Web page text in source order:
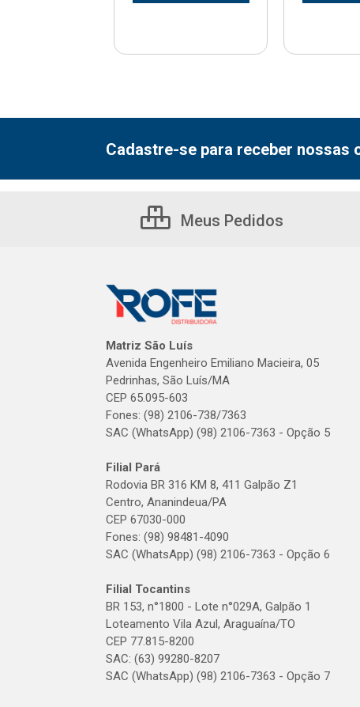
Cadastre-se para receber nossas
Meus Pedidos
Matriz São Luís
Avenida Engenheiro Emiliano Macieira, 05
Pedrinhas, São Luís/MA
CEP 65.095-603
Fones: (98) 2106-738/7363
SAC (WhatsApp) (98) 2106-7363 - Opção 5
Filial Pará
Rodovia BR 316 KM 8, 411 Galpão Z1
Centro, Ananindeua/PA
CEP 67030-000
Fones: (98) 98481-4090
SAC (WhatsApp) (98) 2106-7363 - Opção 6
Filial Tocantins
BR 153, n°1800 - Lote n°029A, Galpão 1
Loteamento Vila Azul, Araguaína/TO
CEP 77.815-8200
SAC: (63) 99280-8207
SAC (WhatsApp) (98) 2106-7363 - Opção 7